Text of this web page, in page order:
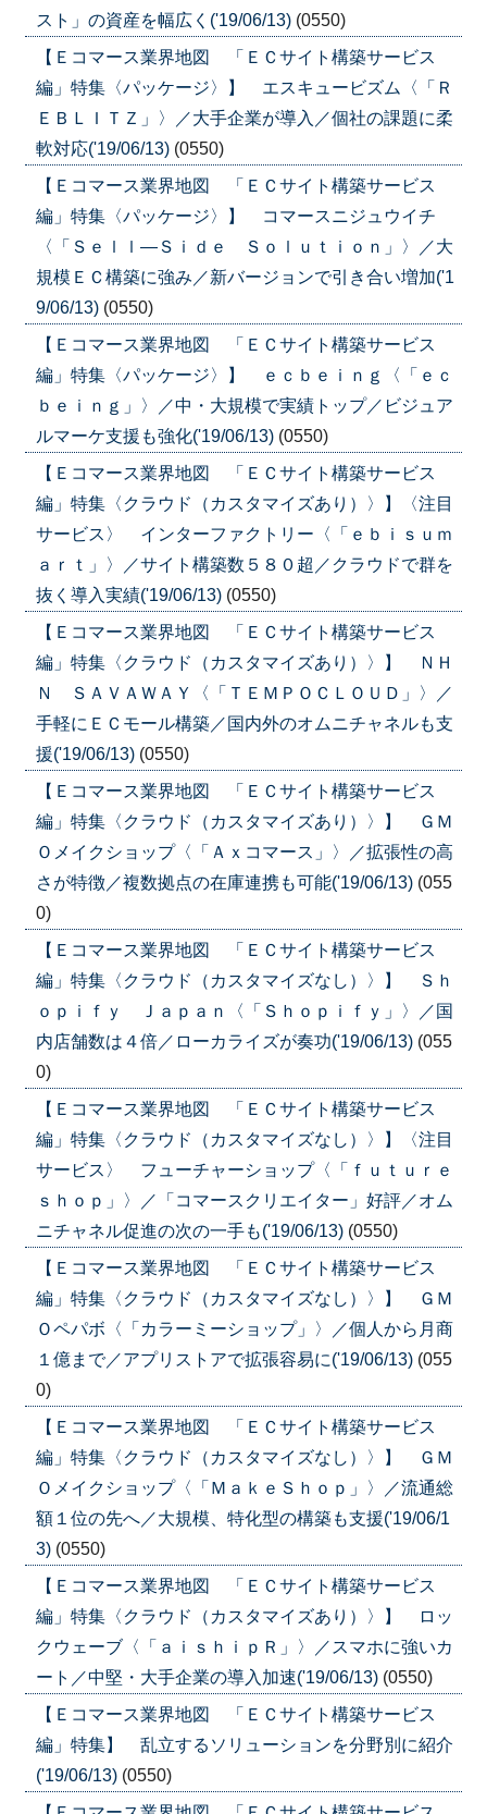
スト」の資産を幅広く('19/06/13) (0550)
【Ｅコマース業界地図 「ＥＣサイト構築サービス
編」特集〈パッケージ〉】 エスキュービズム〈「Ｒ
ＥＢＬＩＴＺ」〉／大手企業が導入／個社の課題に柔
軟対応('19/06/13) (0550)
【Ｅコマース業界地図 「ＥＣサイト構築サービス
編」特集〈パッケージ〉】 コマースニジュウイチ
〈「Ｓｅｌｌ―Ｓｉｄｅ Ｓｏｌｕｔｉｏｎ」〉／大
規模ＥＣ構築に強み／新バージョンで引き合い増加('1
9/06/13) (0550)
【Ｅコマース業界地図 「ＥＣサイト構築サービス
編」特集〈パッケージ〉】 ｅｃｂｅｉｎｇ〈「ｅｃ
ｂｅｉｎｇ」〉／中・大規模で実績トップ／ビジュア
ルマーケ支援も強化('19/06/13) (0550)
【Ｅコマース業界地図 「ＥＣサイト構築サービス
編」特集〈クラウド（カスタマイズあり）〉】〈注目
サービス〉 インターファクトリー〈「ｅｂｉｓｕｍ
ａｒｔ」〉／サイト構築数５８０超／クラウドで群を
抜く導入実績('19/06/13) (0550)
【Ｅコマース業界地図 「ＥＣサイト構築サービス
編」特集〈クラウド（カスタマイズあり）〉】 ＮＨ
Ｎ ＳＡＶＡＷＡＹ〈「ＴＥＭＰＯＣＬＯＵＤ」〉／
手軽にＥＣモール構築／国内外のオムニチャネルも支
援('19/06/13) (0550)
【Ｅコマース業界地図 「ＥＣサイト構築サービス
編」特集〈クラウド（カスタマイズあり）〉】 ＧＭ
Ｏメイクショップ〈「Ａｘコマース」〉／拡張性の高
さが特徴／複数拠点の在庫連携も可能('19/06/13) (055
0)
【Ｅコマース業界地図 「ＥＣサイト構築サービス
編」特集〈クラウド（カスタマイズなし）〉】 Ｓｈ
ｏｐｉｆｙ Ｊａｐａｎ〈「Ｓｈｏｐｉｆｙ」〉／国
内店舗数は４倍／ローカライズが奏功('19/06/13) (055
0)
【Ｅコマース業界地図 「ＥＣサイト構築サービス
編」特集〈クラウド（カスタマイズなし）〉】〈注目
サービス〉 フューチャーショップ〈「ｆｕｔｕｒｅ
ｓｈｏｐ」〉／「コマースクリエイター」好評／オム
ニチャネル促進の次の一手も('19/06/13) (0550)
【Ｅコマース業界地図 「ＥＣサイト構築サービス
編」特集〈クラウド（カスタマイズなし）〉】 ＧＭ
Ｏペパボ〈「カラーミーショップ」〉／個人から月商
１億まで／アプリストアで拡張容易に('19/06/13) (055
0)
【Ｅコマース業界地図 「ＥＣサイト構築サービス
編」特集〈クラウド（カスタマイズなし）〉】 ＧＭ
Ｏメイクショップ〈「ＭａｋｅＳｈｏｐ」〉／流通総
額１位の先へ／大規模、特化型の構築も支援('19/06/1
3) (0550)
【Ｅコマース業界地図 「ＥＣサイト構築サービス
編」特集〈クラウド（カスタマイズあり）〉】 ロッ
クウェーブ〈「ａｉｓｈｉｐＲ」〉／スマホに強いカ
ート／中堅・大手企業の導入加速('19/06/13) (0550)
【Ｅコマース業界地図 「ＥＣサイト構築サービス
編」特集】 乱立するソリューションを分野別に紹介
('19/06/13) (0550)